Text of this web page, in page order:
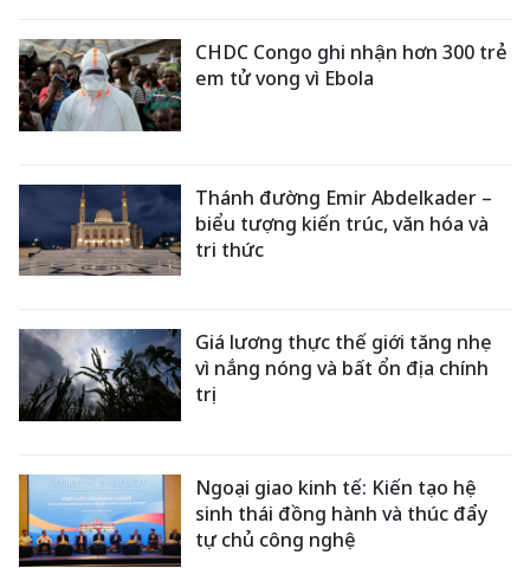
CHDC Congo ghi nhận hơn 300 trẻ
em tử vong vì Ebola
Thánh đường Emir Abdelkader –
biểu tượng kiến trúc, văn hóa và
tri thức
Giá lương thực thế giới tăng nhẹ
vì nắng nóng và bất ổn địa chính
trị
Ngoại giao kinh tế: Kiến tạo hệ
sinh thái đồng hành và thúc đẩy
tự chủ công nghệ